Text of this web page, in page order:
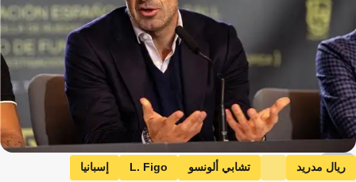
EPA
ريال مدريد تشابي ألونسو L. Figo
إسبانيا